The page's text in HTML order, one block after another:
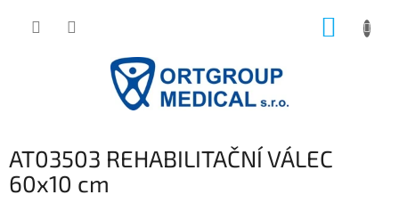
AT03503 REHABILITAČNÍ VÁLEC
60x10 cm